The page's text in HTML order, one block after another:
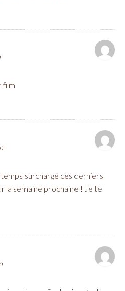
film
surchargé ces derniers
la semaine prochaine ! Je te